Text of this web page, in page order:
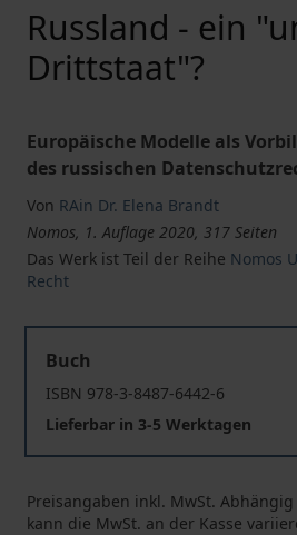
Russland - ein
Drittstaat"?
Europäische Modelle als
des russischen
Von RAin Dr. Elena Brandt
Nomos, 1. Auflage 2020, 317 Seiten
Das Werk ist Teil der Reihe Nomos
Recht
Buch
ISBN 978-3-8487-6442-6
Lieferbar in 3-5 Werktagen
Preisangaben inkl. MwSt.
kann die MwSt. an der Kasse